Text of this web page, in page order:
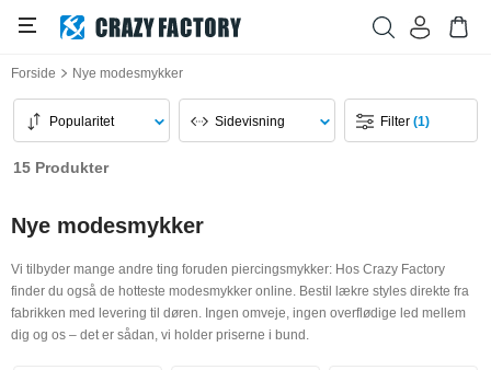
Forside Nye modesmykker
Popularitet Sidevisning Filter(1)
15 Produkter
Nye modesmykker
Vi tilbyder mange andre ting foruden piercingsmykker: Hos Crazy Factory
finder du også de hotteste modesmykker online. Bestil lækre styles direkte fra
fabrikken med levering til døren. Ingen omveje, ingen overflødige led mellem
dig og os – det er sådan, vi holder priserne i bund.